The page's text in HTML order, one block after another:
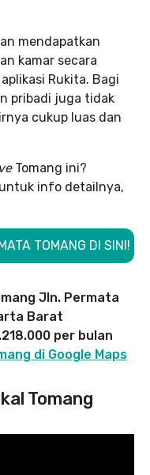
mendapatkan
kamar secara
Rukita. Bagi
pribadi juga tidak
cukup luas dan
Tomang ini?
info detailnya,
TOMANG DI SINI!
Jln. Permata
Barat
per bulan
di Google Maps
Tomang